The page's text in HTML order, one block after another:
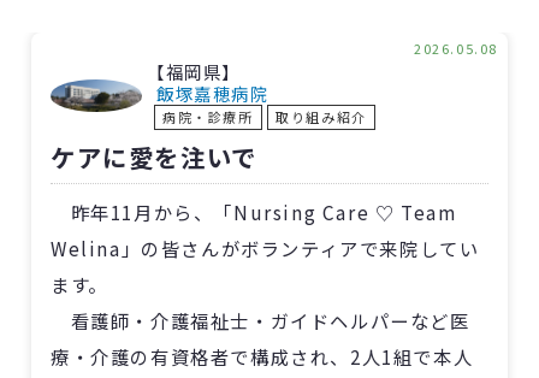
【福岡県】
飯塚嘉穂病院
病院・診療所 取り組み紹介
2026.05.08
ケアに愛を注いで
昨年11月から、「Nursing Care ♡ Team
Welina」の皆さんがボランティアで来院してい
ます。
看護師・介護福祉士・ガイドヘルパーなど医
療・介護の有資格者で構成され、2人1組で本人